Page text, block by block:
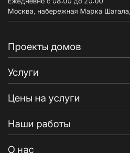
Проекты домов
Услуги
Цены на услуги
Наши работы
О нас
Москва, набережная Марка